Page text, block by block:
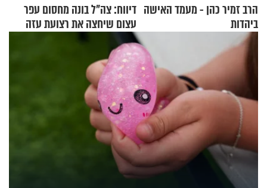
הרב זמיר כהן - מעמד האישה
ביהדות
דיווח: צה"ל בונה מחסום עפר
עצום שיחצה את רצועת עזה
לשניים